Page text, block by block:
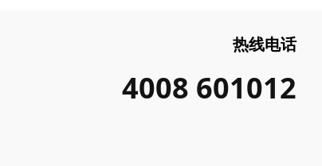
热线电话
4008 601012